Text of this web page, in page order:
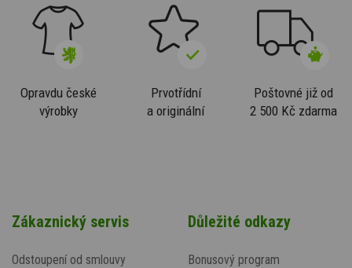
Opravdu české
výrobky
Prvotřídní
a originální
Poštovné již od
2 500 Kč zdarma
Zákaznický servis
Odstoupení od smlouvy
Důležité odkazy
Bonusový program